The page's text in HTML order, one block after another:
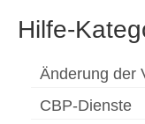
Hilfe-
Änderung der
CBP-Dienste